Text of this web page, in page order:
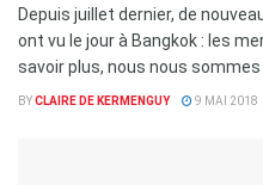
Depuis juillet dernier, de
ont vu le jour à Bangkok : les
savoir plus, nous nous sommes
BYCLAIRE DE KERMENGUY 9 MAI 2018